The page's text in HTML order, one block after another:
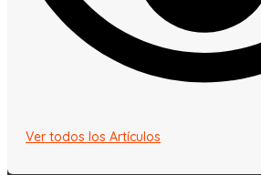
Ver todos los Artículos